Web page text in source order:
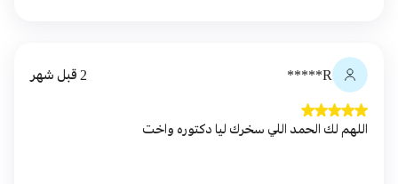
R***** 2 قبل شهر
اللهم لك الحمد اللي سخرك ليا دكتوره واخت